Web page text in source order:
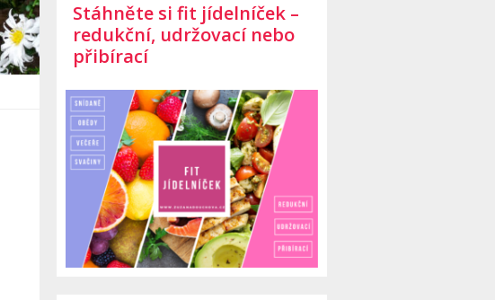
Stáhněte si fit jídelníček –
redukční, udržovací nebo
přibírací